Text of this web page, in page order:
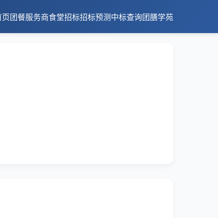
团餐服务商食堂招标招标预测中标查询团膳学苑